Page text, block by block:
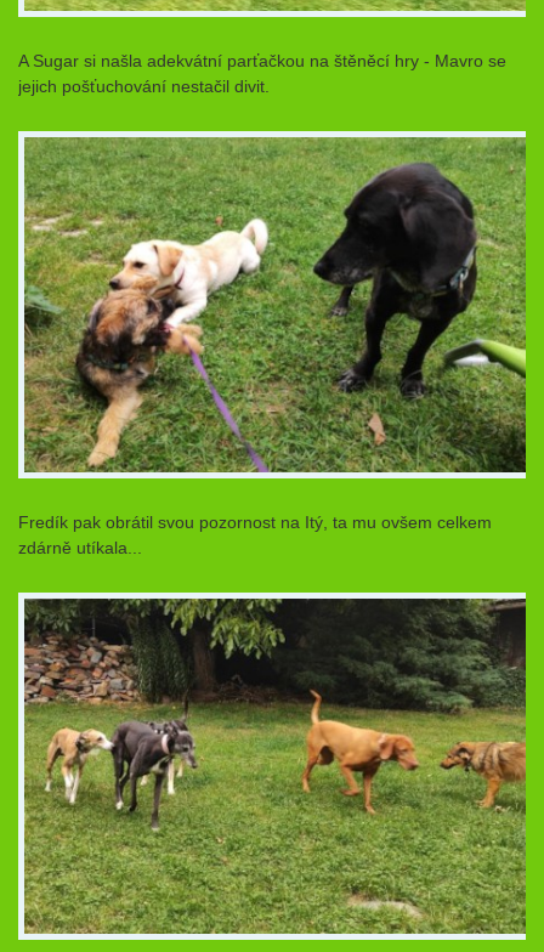
A Sugar si našla adekvátní parťačkou na štěněcí hry - Mavro se
jejich pošťuchování nestačil divit.
Fredík pak obrátil svou pozornost na Itý, ta mu ovšem celkem
zdárně utíkala...